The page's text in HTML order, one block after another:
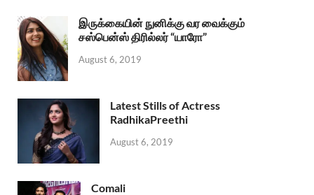
இருக்கையின் நுனிக்கு வர வைக்கும்
சஸ்பென்ஸ் திரில்லர் “யாரோ”
August 6, 2019
Latest Stills of Actress
RadhikaPreethi
August 6, 2019
Comali